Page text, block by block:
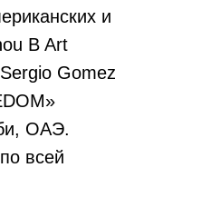
и
B Art
Gomez
ОАЭ.
всей